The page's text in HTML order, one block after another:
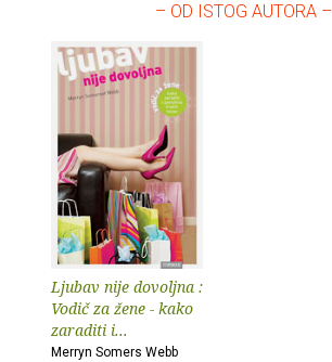
– OD ISTOG AUTORA –
Ljubav nije dovoljna :
Vodič za žene - kako
zaraditi i...
Merryn Somers Webb